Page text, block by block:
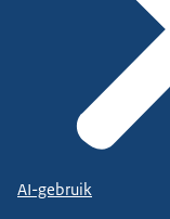
AI-gebruik